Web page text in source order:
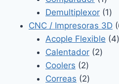
Demultiplexor 11
CNC / Impresoras 3D
Acople Flexible 44
Calentador 22
Coolers 22
Correas 22